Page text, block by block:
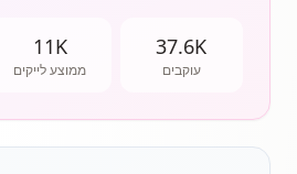
37.6K
עוקבים
11K
ממוצע לייקים